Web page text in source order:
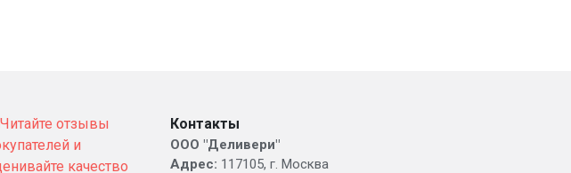
Контакты
ООО "Деливери"
Адрес: 117105, г. Москва